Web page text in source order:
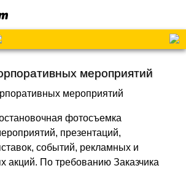
мероприятий
фотосъемка
презентаций,
событий, рекламных и
акций. По требованию Заказчика